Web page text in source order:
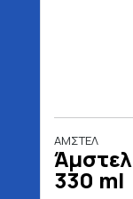
ΑΜΣΤΕΛ
330 ml